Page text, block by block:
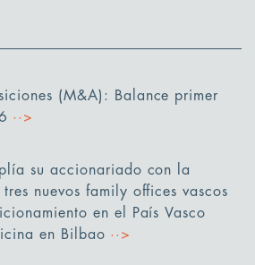
(M&A): Balance primer
··>
su accionariado con la
nuevos family offices vascos
en el País Vasco
en Bilbao ··>